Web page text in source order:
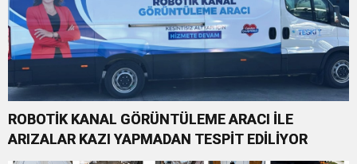
ROBOTİK KANAL GÖRÜNTÜLEME ARACI İLE
ARIZALAR KAZI YAPMADAN TESPİT EDİLİYOR